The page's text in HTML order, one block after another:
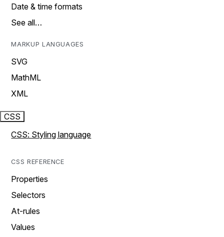
Date & time formats
See all…
MARKUP LANGUAGES
SVG
MathML
XML
CSS
CSS: Styling language
CSS REFERENCE
Properties
Selectors
At-rules
Values